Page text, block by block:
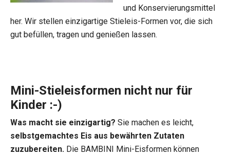
und Konservierungsmittel
her. Wir stellen einzigartige Stieleis-Formen vor, die sich
gut befüllen, tragen und genießen lassen.
Mini-Stieleisformen nicht nur für
Kinder :-)
Was macht sie einzigartig? Sie machen es leicht,
selbstgemachtes Eis aus bewährten Zutaten
zuzubereiten. Die BAMBINI Mini-Eisformen können